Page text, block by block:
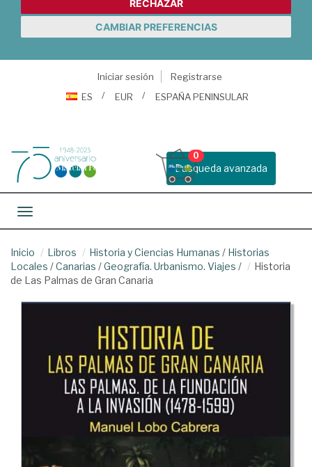
RECHAZAR
CAMBIAR PREFERENCIAS
Iniciar sesión
Registrarse
ES
EUR ESPAÑA PENINSULAR
Busqueda avanzada
0
Toggle navigation
Inicio Libros Historia y Ciencias Humanas / Historias
Locales /Canarias /Geografía. Urbanismo. Viajes /
Historia
de Las Palmas de Gran Canaria